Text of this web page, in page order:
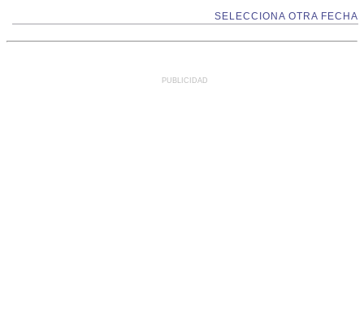
SELECCIONA OTRA FECHA
PUBLICIDAD